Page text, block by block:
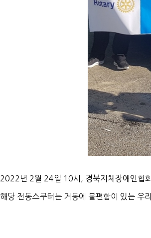
2022년 2월 24일 10시, 경북지체장애인협
해당 전동스쿠터는 거동에 불편함이 있는 우